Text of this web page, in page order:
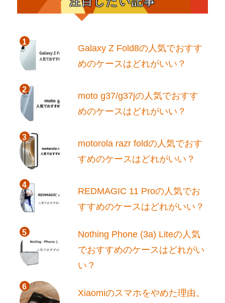
Galaxy Z Fold8の人気でおすす
めのケースはどれがいい？
moto g37/g37jの人気でおすす
めのケースはどれがいい？
motorola razr foldの人気でおす
すめのケースはどれがいい？
REDMAGIC 11 Proの人気でお
すすめのケースはどれがいい？
Nothing Phone (3a) Liteの人気
でおすすめのケースはどれがい
い？
Xiaomiのスマホをやめた理由。